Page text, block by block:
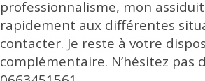
professionnalisme, mon
rapidement aux différentes
contacter. Je reste à votre
complémentaire. N’hésitez